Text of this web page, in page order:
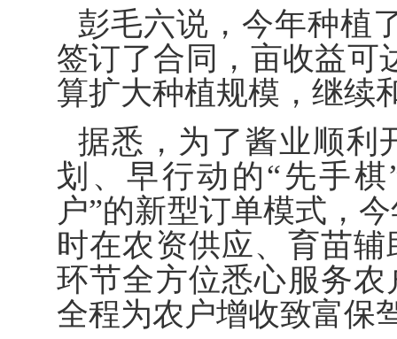
彭毛六说，今年种植
签订了合同，亩收益可
算扩大种植规模，继续
据悉，为了酱业顺利
划、早行动的“先手
户”的新型订单模式，
时在农资供应、育苗
环节全方位悉心服务
全程为农户增收致富保